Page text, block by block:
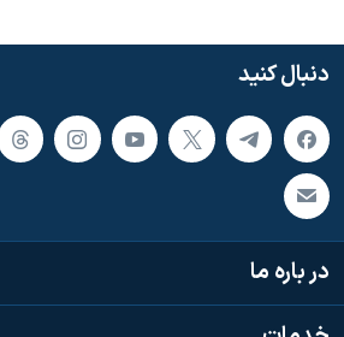
دنبال کنید
در باره ما